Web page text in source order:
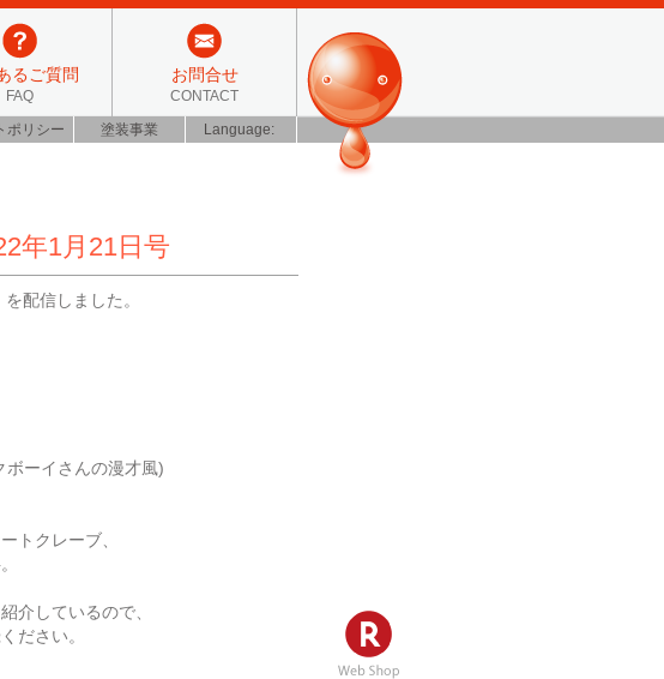
るご質問
FAQ
お問合せ
CONTACT
ポリシー 塗装事業 Language:
年1月21日号
配信しました。
ーイさんの漫才風)
トクレーブ、
しているので、
ださい。